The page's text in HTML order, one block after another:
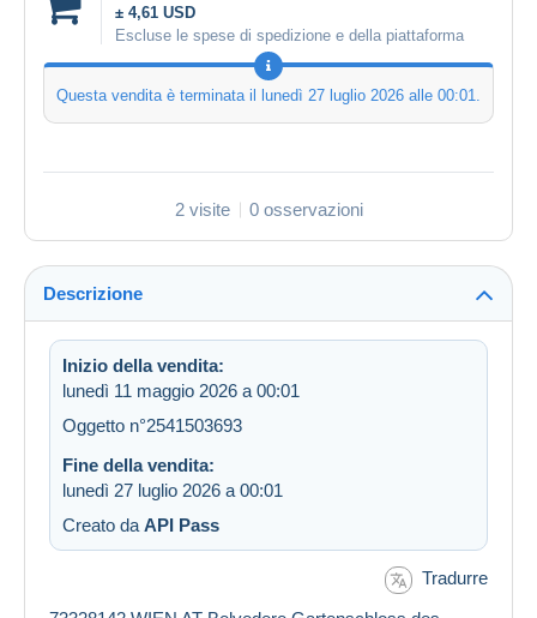
± 4,61 USD
Escluse le spese di spedizione e della piattaforma
Questa vendita è terminata il lunedì 27 luglio 2026 alle 00:01.
2 visite 0 osservazioni
Descrizione
Inizio della vendita:
lunedì 11 maggio 2026 a 00:01
Oggetto n°2541503693
Fine della vendita:
lunedì 27 luglio 2026 a 00:01
Creato da API Pass
Tradurre